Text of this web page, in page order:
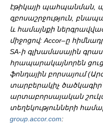
էթիկայի
զբոսաշրջություն,
և համայնքի
միջոցով: Accor–ը
SA-ի գլխամասային
հրապարակայնորեն
ֆոնդային բորսայում
տարբերակիչ ծածկագիր՝
արտաբորսայական
տեղեկությունների
group.accor.com: